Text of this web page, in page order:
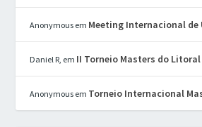
Anonymous em Meeting Internacional de
Daniel R, em II Torneio Masters do
Anonymous em Torneio Internacional